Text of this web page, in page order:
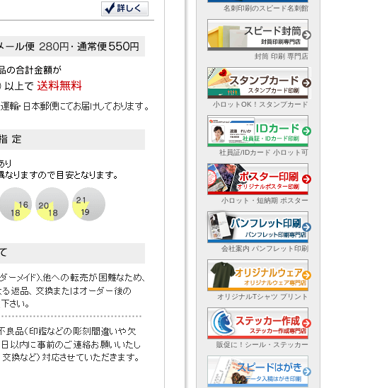
名刺印刷のスピード名刺館
封筒 印刷 専門店
小ロットOK！スタンプカード
社員証/IDカード 小ロット可
小ロット・短納期 ポスター
会社案内 パンフレット印刷
オリジナルTシャツ プリント
販促に！シール・ステッカー